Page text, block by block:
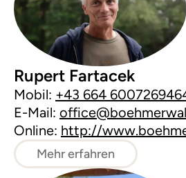
Rupert Fartacek
Mobil: +43 664
E-Mail:
Online: http://
Mehr erfahren